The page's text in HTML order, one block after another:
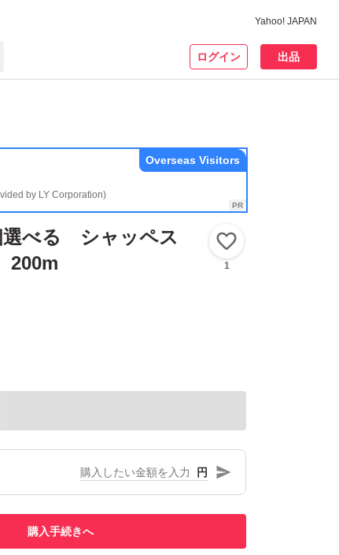
Yahoo! JAPAN
ログイン 出品
by LY Corporation)
Overseas Visitors
選べる シャッペス
200m
1
円
購入手続きへ